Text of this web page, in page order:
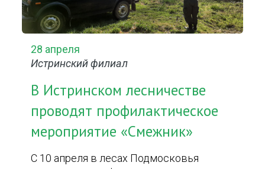
28 апреля
Истринский филиал
В Истринском лесничестве
проводят профилактическое
мероприятие «Смежник»
С 10 апреля в лесах Подмосковья